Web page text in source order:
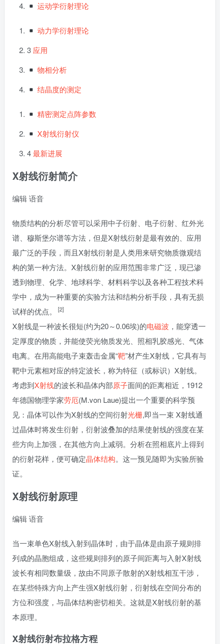
运动学衍射理论
动力学衍射理论
3 应用
物相分析
结晶度的测定
精密测定点阵参数
X射线衍射仪
4最新进展
X射线衍射简介
编辑语音
物质结构的分析尽管可以采用中子衍射、电子衍射、红外光
谱、穆斯堡尔谱等方法，但是X射线衍射是最有效的、应用
最广泛的手段，而且X射线衍射是人类用来研究物质微观结
构的第一种方法。X射线衍射的应用范围非常广泛，现已渗
透到物理、化学、地球科学、材料科学以及各种工程技术科
学中，成为一种重要的实验方法和结构分析手段，具有无损
试样的优点。
[2]
X射线是一种波长很短(约为20～0.06埃)的电磁波 ，能穿透一
定厚度的物质，并能使荧光物质发光、照相乳胶感光、气体
电离。在用高能电子束轰击金属“靶”材产生X射线，它具有与
靶中元素相对应的特定波长，称为特征（或标识）X射线。
考虑到X射线的波长和晶体内部原子面间的距离相近，1912
年德国物理学家劳厄(M.von Laue)提出一个重要的科学预
见：晶体可以作为X射线的空间衍射光栅,即当一束 X射线通
过晶体时将发生衍射，衍射波叠加的结果使射线的强度在某
些方向上加强，在其他方向上减弱。分析在照相底片上得到
的衍射花样，便可确定晶体结构。这一预见随即为实验所验
证。
X射线衍射原理
编辑语音
当一束单色X射线入射到晶体时，由于晶体是由原子规则排
列成的晶胞组成，这些规则排列的原子间距离与入射X射线
波长有相同数量级，故由不同原子散射的X射线相互干涉，
在某些特殊方向上产生强X射线衍射，衍射线在空间分布的
方位和强度，与晶体结构密切相关。这就是X射线衍射的基
本原理。
X射线衍射布拉格方程